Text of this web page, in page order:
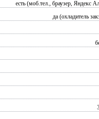
есть (моб.тел., браузер, Яндекс
да (охладитель